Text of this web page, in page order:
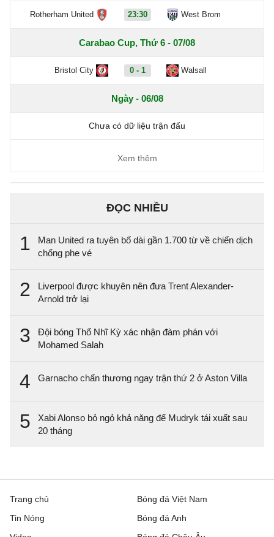
Rotherham United 23:30 West Brom
Carabao Cup, Thứ 6 - 07/08
Bristol City 0 - 1 Walsall
Ngày - 06/08
Chưa có dữ liệu trận đấu
Xem thêm
ĐỌC NHIỀU
1
Man United ra tuyên bố dài gần 1.700 từ về chiến dịch
chống phe vé
2
Liverpool được khuyên nên đưa Trent Alexander-
Arnold trở lại
3
Đội bóng Thổ Nhĩ Kỳ xác nhận đàm phán với
Mohamed Salah
4 Garnacho chấn thương ngay trận thứ 2 ở Aston Villa
5
Xabi Alonso bỏ ngỏ khả năng để Mudryk tái xuất sau
20 tháng
Trang chủ
Tin Nóng
Bóng đá Việt Nam
Bóng đá Anh